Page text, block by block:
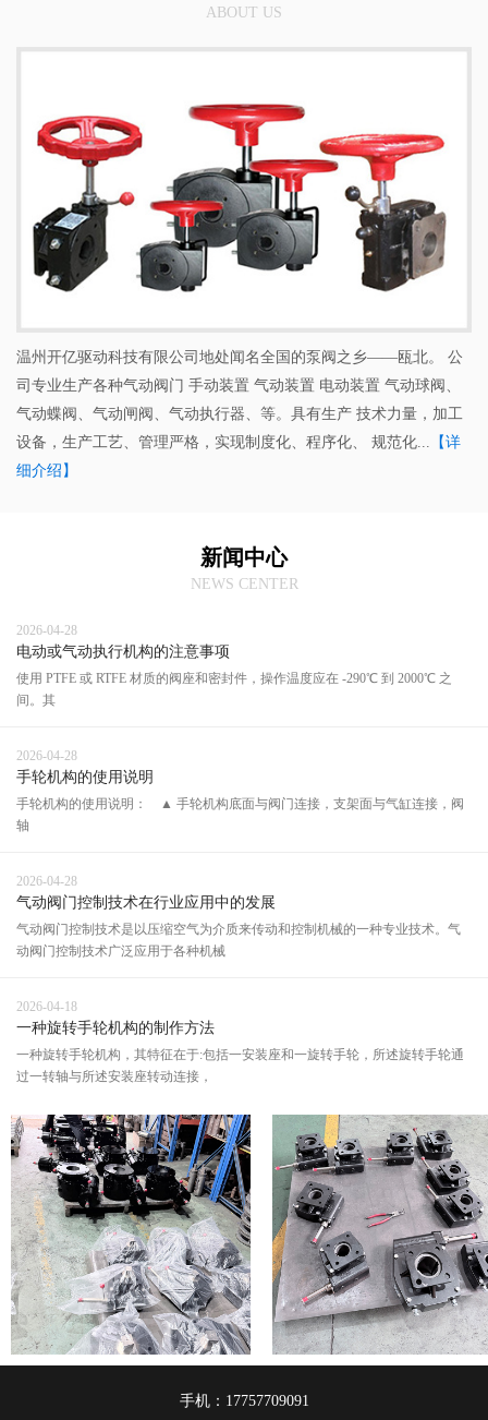
ABOUT US
温州开亿驱动科技有限公司地处闻名全国的泵阀之乡——瓯北。 公
司专业生产各种气动阀门 手动装置 气动装置 电动装置 气动球阀、
气动蝶阀、气动闸阀、气动执行器、等。具有生产 技术力量，加工
设备，生产工艺、管理严格，实现制度化、程序化、 规范化...
【详
细介绍】
新闻中心
NEWS CENTER
2026-04-28
电动或气动执行机构的注意事项
使用 PTFE 或 RTFE 材质的阀座和密封件，操作温度应在 -290℃ 到 2000℃ 之
间。其
2026-04-28
手轮机构的使用说明
手轮机构的使用说明： ▲ 手轮机构底面与阀门连接，支架面与气缸连接，阀
轴
2026-04-28
气动阀门控制技术在行业应用中的发展
气动阀门控制技术是以压缩空气为介质来传动和控制机械的一种专业技术。气
动阀门控制技术广泛应用于各种机械
2026-04-18
一种旋转手轮机构的制作方法
一种旋转手轮机构，其特征在于:包括一安装座和一旋转手轮，所述旋转手轮通
过一转轴与所述安装座转动连接，
手机：17757709091